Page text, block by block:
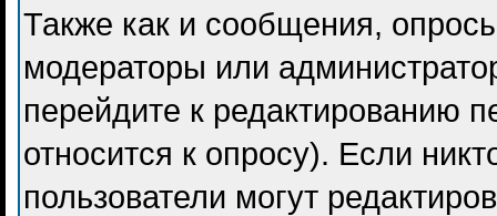
Также как и сообщения,
модераторы или
перейдите к редактированию
относится к опросу). Если
пользователи могут